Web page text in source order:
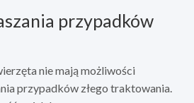
przypadków
nie mają możliwości
przypadków złego traktowania.